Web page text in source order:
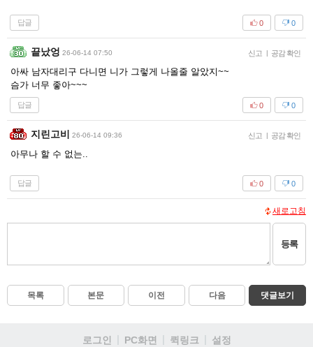
답글 0
0
끝났엉 26-06-14 07:50 신고 | 공감 확인
아싸 남자대리구 다니면 니가 그렇게 나올줄 알았지~~
슴가 너무 좋아~~~
답글 0
0
지린고비 26-06-14 09:36 신고 | 공감 확인
아무나 할 수 없는..
답글 0
0
새로고침
등록
목록 본문 이전 다음 댓글보기
로그인 PC화면 퀵링크 설정